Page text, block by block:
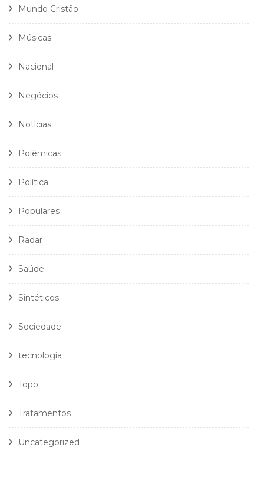
Mundo Cristão
Músicas
Nacional
Negócios
Notícias
Polêmicas
Política
Populares
Radar
Saúde
Sintéticos
Sociedade
tecnologia
Topo
Tratamentos
Uncategorized